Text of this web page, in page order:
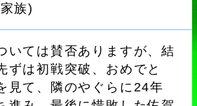
族)
いては賛否ありますが、結
ずは初戦突破、おめでと
見て、隣のやぐらに24年